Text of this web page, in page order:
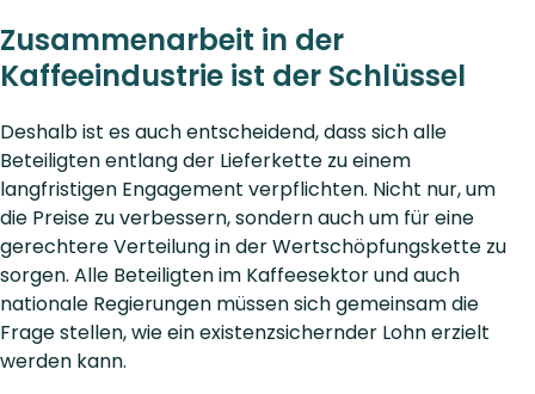
Zusammenarbeit in der
Kaffeeindustrie ist der Schlüssel
Deshalb ist es auch entscheidend, dass sich alle
Beteiligten entlang der Lieferkette zu einem
langfristigen Engagement verpflichten. Nicht nur, um
die Preise zu verbessern, sondern auch um für eine
gerechtere Verteilung in der Wertschöpfungskette zu
sorgen. Alle Beteiligten im Kaffeesektor und auch
nationale Regierungen müssen sich gemeinsam die
Frage stellen, wie ein existenzsichernder Lohn erzielt
werden kann.